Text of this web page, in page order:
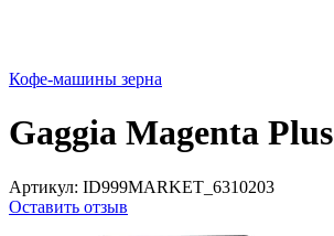
Кофе-машины зерна
Gaggia Magenta Plus
Артикул: ID999MARKET_6310203
Оставить отзыв